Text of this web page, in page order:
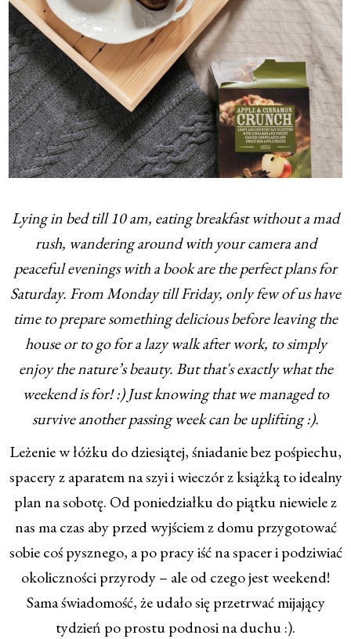
Lying in bed till 10 am, eating breakfast without a mad
rush, wandering around with your camera and
peaceful evenings with a book are the perfect plans for
Saturday. From Monday till Friday, only few of us have
time to prepare something delicious before leaving the
house or to go for a lazy walk after work, to simply
enjoy the nature’s beauty. But that's exactly what the
weekend is for! :) Just knowing that we managed to
survive another passing week can be uplifting :).
Leżenie w łóżku do dziesiątej, śniadanie bez pośpiechu,
spacery z aparatem na szyi i wieczór z książką to idealny
plan na sobotę. Od poniedziałku do piątku niewiele z
nas ma czas aby przed wyjściem z domu przygotować
sobie coś pysznego, a po pracy iść na spacer i podziwiać
okoliczności przyrody – ale od czego jest weekend!
Sama świadomość, że udało się przetrwać mijający
tydzień po prostu podnosi na duchu :).